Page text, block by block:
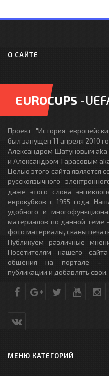
О САЙТЕ
EUROCUPS -
Проект "История
был запущен 11 апреля 2010
Александром Шатуновым aka
и Александром Тарасовым aka
Целью этого сайта является
русскоязычного
даже этого слова
еврокубков с 1955 года.
удобного и
материалов по данной теме
фото материалы, сканы
Публикуем различные
Посетителям нашего
общения на портале –
публикации и добавлять свои.
МЕНЮ КАТЕГОРИЙ